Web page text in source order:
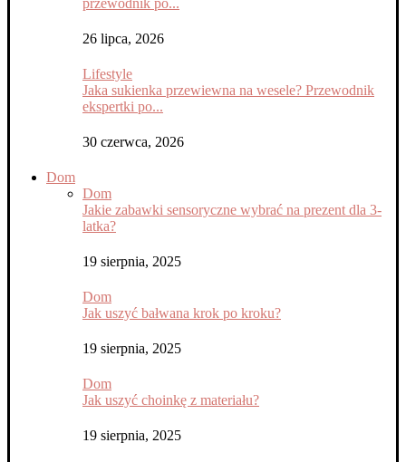
przewodnik po...
26 lipca, 2026
Lifestyle
Jaka sukienka przewiewna na wesele? Przewodnik
ekspertki po...
30 czerwca, 2026
Dom
Dom
Jakie zabawki sensoryczne wybrać na prezent dla 3-
latka?
19 sierpnia, 2025
Dom
Jak uszyć bałwana krok po kroku?
19 sierpnia, 2025
Dom
Jak uszyć choinkę z materiału?
19 sierpnia, 2025